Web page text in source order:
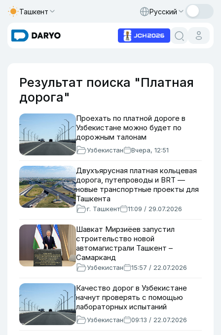
Ташкент Русский
Результат поиска "Платная
дорога"
Проехать по платной дороге в
Узбекистане можно будет по
дорожным талонам
Узбекистан Вчера, 12:51
Двухъярусная платная кольцевая
дорога, путепроводы и BRT —
новые транспортные проекты для
Ташкента
г. Ташкент 11:09 / 29.07.2026
Шавкат Мирзиёев запустил
строительство новой
автомагистрали Ташкент –
Самарканд
Узбекистан 15:57 / 22.07.2026
Качество дорог в Узбекистане
начнут проверять с помощью
лабораторных испытаний
Узбекистан 09:13 / 22.07.2026